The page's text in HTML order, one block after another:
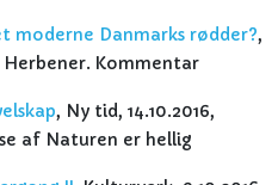
moderne Danmarks rødder?,
Herbener. Kommentar
, Ny tid, 14.10.2016,
af Naturen er hellig